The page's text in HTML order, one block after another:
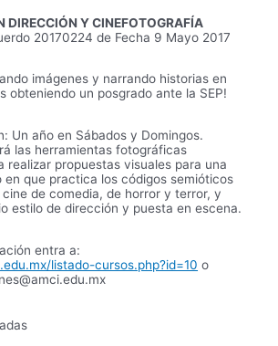
DIRECCIÓN Y CINEFOTOGRAFÍA
20170224 de Fecha 9 Mayo 2017
imágenes y narrando historias en
obteniendo un posgrado ante la SEP!
Un año en Sábados y Domingos.
las herramientas fotográficas
realizar propuestas visuales para una
en que practica los códigos semióticos
de comedia, de horror y terror, y
estilo de dirección y puesta en escena.
entra a:
listado-cursos.php?id=10 o